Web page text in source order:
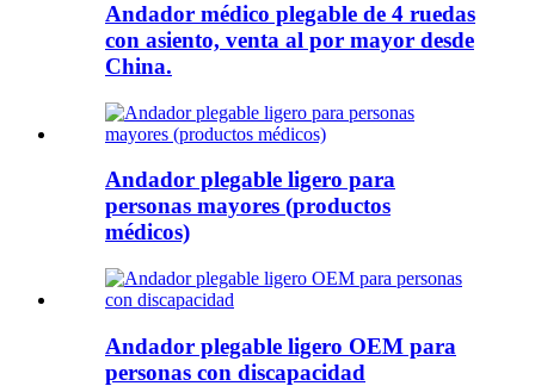
Andador médico plegable de 4 ruedas
con asiento, venta al por mayor desde
China.
Andador plegable ligero para
personas mayores (productos
médicos)
Andador plegable ligero OEM para
personas con discapacidad